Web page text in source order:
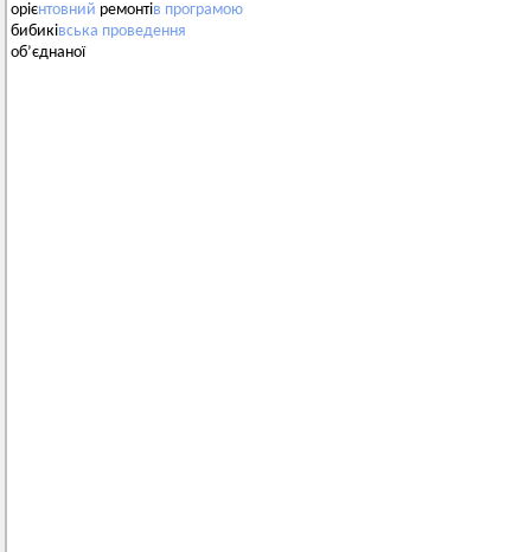
орієнтовний ремонтів програмою
бибиківська проведення
об’єднаної